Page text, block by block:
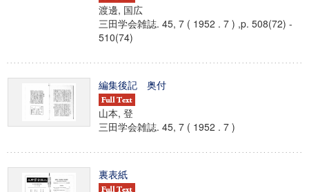
渡邊, 国広
三田学会雑誌. 45, 7 ( 1952 . 7 ) ,p. 508(72) -
510(74)
編集後記 奥付
山本, 登
三田学会雑誌. 45, 7 ( 1952 . 7 )
裏表紙